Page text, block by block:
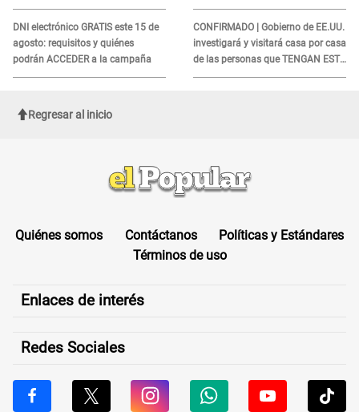
autismo
DNI electrónico GRATIS este 15 de
agosto: requisitos y quiénes
podrán ACCEDER a la campaña
a extranjeros en aeropuertos
CONFIRMADO | Gobierno de EE.UU.
investigará y visitará casa por casa
de las personas que TENGAN ESTE
TRABAJO
Regresar al inicio
Quiénes somos Contáctanos
Políticas y Estándares
Términos de uso
Enlaces de interés
Redes Sociales